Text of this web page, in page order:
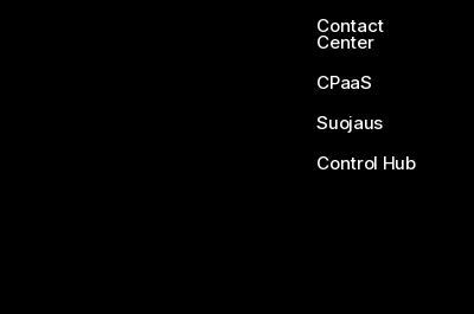
Contact
Center
CPaaS
Suojaus
Control Hub